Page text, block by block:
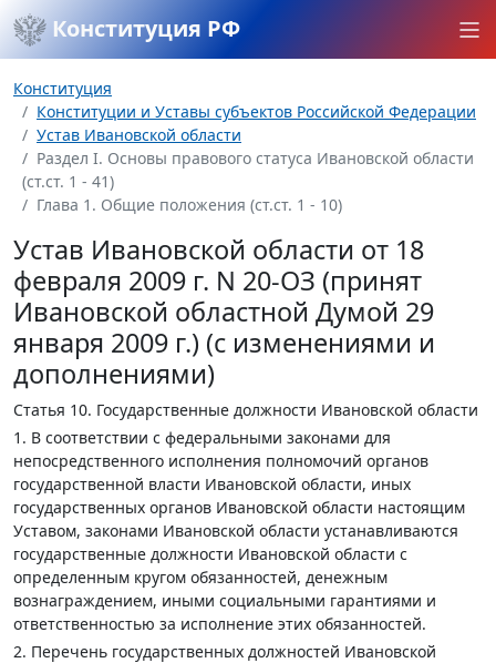
Конституция РФ
Конституция
Конституции и Уставы субъектов Российской Федерации
Устав Ивановской области
Раздел I. Основы правового статуса Ивановской области
(ст.ст. 1 - 41)
Глава 1. Общие положения (ст.ст. 1 - 10)
Устав Ивановской области от 18
февраля 2009 г. N 20-ОЗ (принят
Ивановской областной Думой 29
января 2009 г.) (с изменениями и
дополнениями)
Статья 10. Государственные должности Ивановской области
1. В соответствии с федеральными законами для
непосредственного исполнения полномочий органов
государственной власти Ивановской области, иных
государственных органов Ивановской области настоящим
Уставом, законами Ивановской области устанавливаются
государственные должности Ивановской области с
определенным кругом обязанностей, денежным
вознаграждением, иными социальными гарантиями и
ответственностью за исполнение этих обязанностей.
2. Перечень государственных должностей Ивановской